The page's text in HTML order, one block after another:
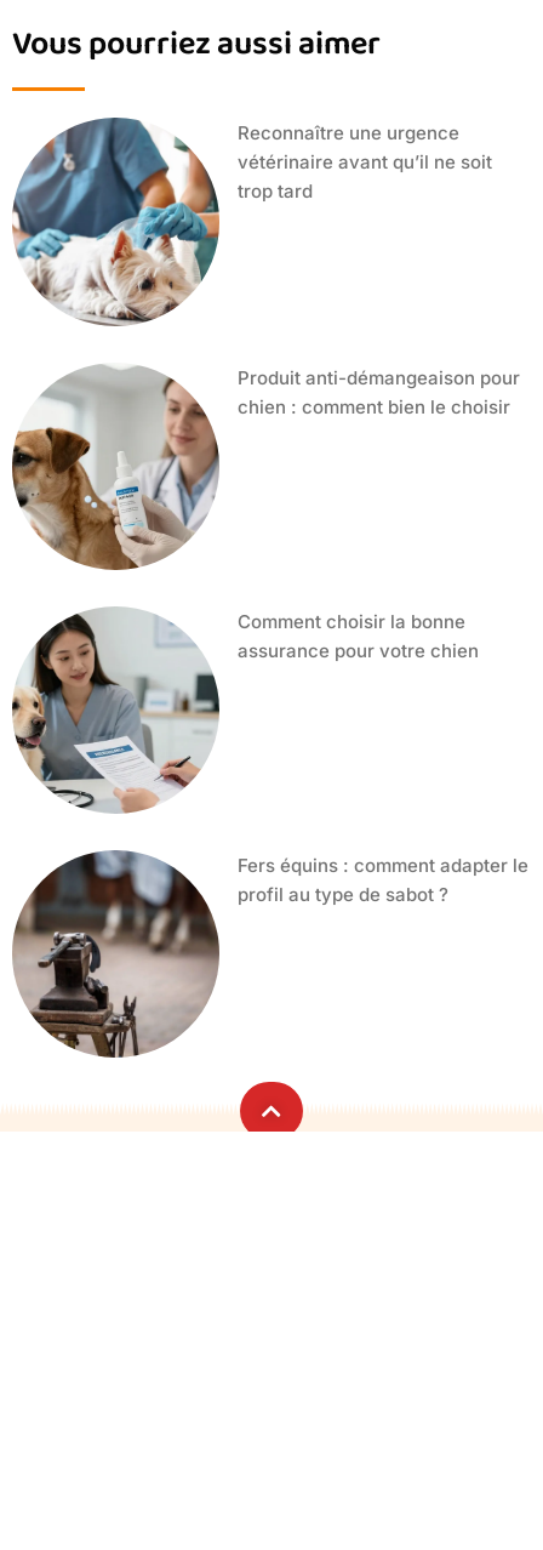
Vous pourriez aussi aimer
Reconnaître une urgence
vétérinaire avant qu’il ne soit
trop tard
Produit anti-démangeaison pour
chien : comment bien le choisir
Comment choisir la bonne
assurance pour votre chien
Fers équins : comment adapter le
profil au type de sabot ?